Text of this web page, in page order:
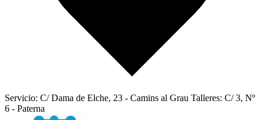
Servicio: C/ Dama de Elche, 23 - Camins al Grau Talleres: C/ 3, Nº
6 - Paterna